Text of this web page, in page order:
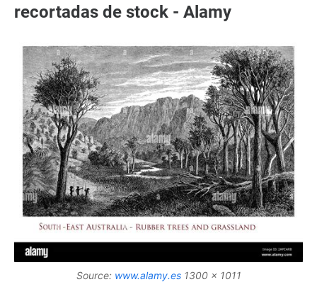
recortadas de stock - Alamy
Source: www.alamy.es1300 x 1011